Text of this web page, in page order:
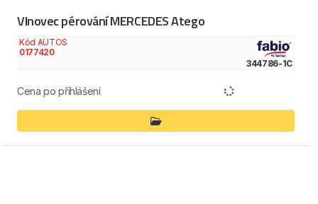
Vlnovec pérování MERCEDES Atego
Kód AUTOS
0177420
344786-1C
Cena po přihlášení